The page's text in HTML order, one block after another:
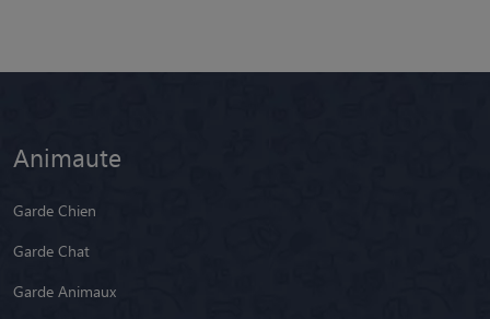
Animaute
Garde Chien
Garde Chat
Garde Animaux